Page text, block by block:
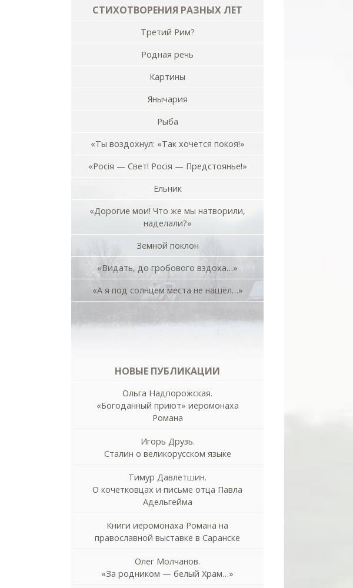
СТИХОТВОРЕНИЯ РАЗНЫХ ЛЕТ
Третий Рим?
Родная речь
Картины
Янычария
Рыба
«Ты воздохнул: «Так хочется покоя!»
«Росiя — Свет! Росiя — Предстоянье!»
Ельник
«Дорогие мои! Что же мы натворили,
наделали?»
Земной поклон
«Видать, до гробового вздоха…»
«А я под солнцем места не нашёл…»
НОВЫЕ ПУБЛИКАЦИИ
Ольга Надпорожская.
«Богоданный приют» иеромонаха
Романа
Игорь Друзь.
Сталин о великорусском языке
Тимур Давлетшин.
О кочетковцах и письме отца Павла
Адельгейма
Книги иеромонаха Романа на
православной выставке в Саранске
Олег Молчанов.
«За родником — белый Храм…»